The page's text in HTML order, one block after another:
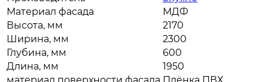
Материал фасада
МДФ
Высота, мм
2170
Ширина, мм
2300
Глубина, мм
600
Длина, мм
1950
материал поверхности фасада Плёнка ПВХ